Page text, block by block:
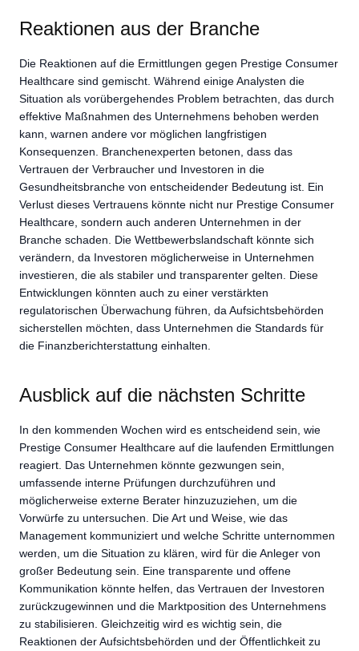
Reaktionen aus der Branche
Die Reaktionen auf die Ermittlungen gegen Prestige Consumer
Healthcare sind gemischt. Während einige Analysten die
Situation als vorübergehendes Problem betrachten, das durch
effektive Maßnahmen des Unternehmens behoben werden
kann, warnen andere vor möglichen langfristigen
Konsequenzen. Branchenexperten betonen, dass das
Vertrauen der Verbraucher und Investoren in die
Gesundheitsbranche von entscheidender Bedeutung ist. Ein
Verlust dieses Vertrauens könnte nicht nur Prestige Consumer
Healthcare, sondern auch anderen Unternehmen in der
Branche schaden. Die Wettbewerbslandschaft könnte sich
verändern, da Investoren möglicherweise in Unternehmen
investieren, die als stabiler und transparenter gelten. Diese
Entwicklungen könnten auch zu einer verstärkten
regulatorischen Überwachung führen, da Aufsichtsbehörden
sicherstellen möchten, dass Unternehmen die Standards für
die Finanzberichterstattung einhalten.
Ausblick auf die nächsten Schritte
In den kommenden Wochen wird es entscheidend sein, wie
Prestige Consumer Healthcare auf die laufenden Ermittlungen
reagiert. Das Unternehmen könnte gezwungen sein,
umfassende interne Prüfungen durchzuführen und
möglicherweise externe Berater hinzuzuziehen, um die
Vorwürfe zu untersuchen. Die Art und Weise, wie das
Management kommuniziert und welche Schritte unternommen
werden, um die Situation zu klären, wird für die Anleger von
großer Bedeutung sein. Eine transparente und offene
Kommunikation könnte helfen, das Vertrauen der Investoren
zurückzugewinnen und die Marktposition des Unternehmens
zu stabilisieren. Gleichzeitig wird es wichtig sein, die
Reaktionen der Aufsichtsbehörden und der Öffentlichkeit zu